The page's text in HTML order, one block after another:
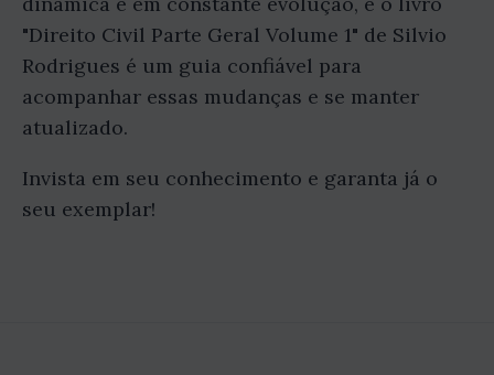
"Direito Civil Parte Geral Volume 1" de Silvio
Rodrigues é um guia confiável para
acompanhar essas mudanças e se manter
atualizado.
Invista em seu conhecimento e garanta já o
seu exemplar!